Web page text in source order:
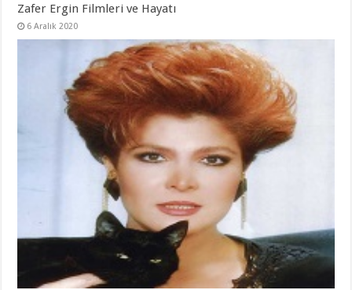
Zafer Ergin Filmleri ve Hayatı
6 Aralık 2020